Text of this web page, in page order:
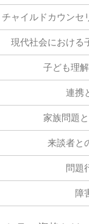
チャイルドカウンセ
現代社会における
子ども理
連携
家族問題
来談者と
問題
障